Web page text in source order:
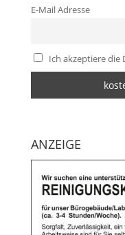
E-Mail Adresse
Ich akzeptiere die
ANZEIGE